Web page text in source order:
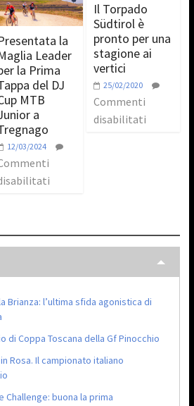
la
Leader
la Prima
del DJ
MTB
a
12/03/2024
Il Torpado
Südtirol è
pronto per una
stagione ai
vertici
25/02/2020
Commenti
disabilitati
Brianza: l’ultima sfida agonistica di
di Coppa Toscana della Gf Pinocchio
Rosa. Il campionato italiano
Challenge: buona la prima